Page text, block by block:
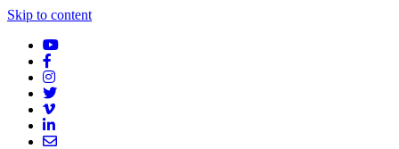
Skip to content